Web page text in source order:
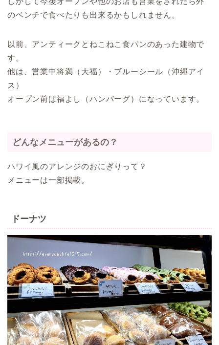
のベンチで食べたりも出来るかもしれません。
以前、アンティークとねこねこ食パンのあった建物で
す。
他は、営業中将満（大福）・ブルーシール（沖縄アイ
ス）
オープン前は福よし（ハンバーグ）になっています。
どんなメニューがあるの？
ハワイ風のアレンジのおにぎりって？
メニューは一部掲載。
ドーナツ